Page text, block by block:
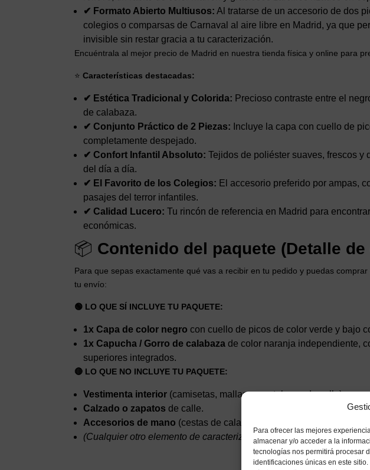
Para ofrecer las mejores
almacenar y/o acceder a la
tecnologías nos permitirá procesar
identificaciones únicas en este
✔ Formato Abierto Multiusos: Al tratarse de un accesorio de dos
colegios o comparsas de Carnaval al aire libre en Madrid, ya que
invisible sin restar gracia a tu caracterización.
Encuéntrala al mejor precio de Madrid en nuestra tienda física y online para
⭐ Características destacadas:
✔ Estética Tradicional y Colorida: Precioso contraste entre el
de calabaza.
✔ Conjunto Práctico de 2 Piezas: Incluye la capa con cuello de
completamente despejado.
✔ Confort Infantil Absoluto: Tejidos de poliéster suaves, frescos
del día a día.
✔ El Favorito de los Colegios: El accesorio preferido por ampas,
pasajes del terror infantiles.
✔ Calidad Lucero: Tu rincón de referencia en Madrid para
económicas.
📦 Contenido del paquete (Detalle de
Para que sepas exactamente qué vas a recibir en tu pedido y puedas
tu envío:
🟢 LO QUE SÍ INCLUYE TU PAQUETE:
1x Capa de color negro con cuello de picos de color verde y bajo
1x Capucha / Gorro de calabaza de color naranja independiente,
superiores integrados.
🔴 LO QUE NO INCLUYE TU PAQUETE:
Vestimenta interior (camisetas, mallas o pantalones de calle).
Calzado o zapatos de calle.
Accesorios de mano (cestas de calabaza para caramelos o
(Cualquier otro elemento de caracterización o decoración no